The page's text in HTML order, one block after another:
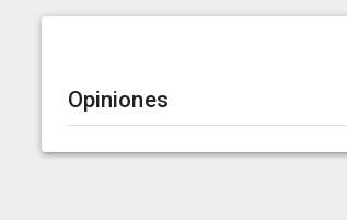
Opiniones